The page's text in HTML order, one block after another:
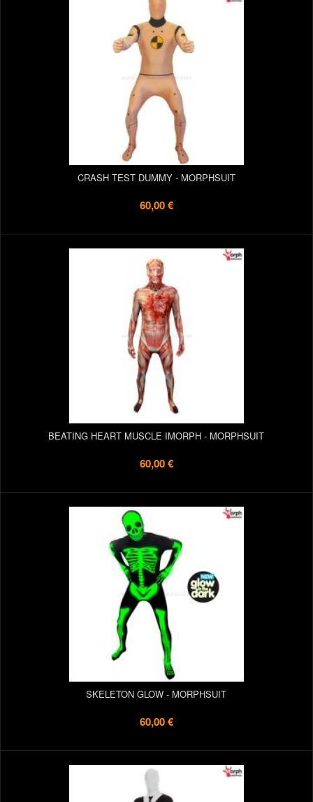
CRASH TEST DUMMY - MORPHSUIT
60,00 €
BEATING HEART MUSCLE IMORPH - MORPHSUIT
60,00 €
SKELETON GLOW - MORPHSUIT
60,00 €